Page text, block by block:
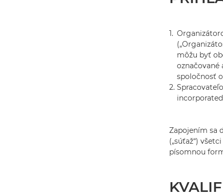
1.
môžu byť
označované
spoločnosť
2.
Zapojením sa
(„súťaž“)
písomnou